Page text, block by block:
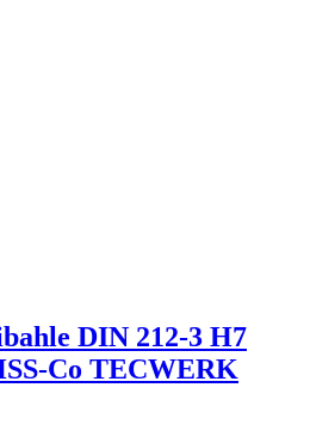
DIN 212-3 H7
Co TECWERK